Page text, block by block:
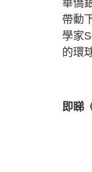
華僑
帶動
學家
的環
即睇